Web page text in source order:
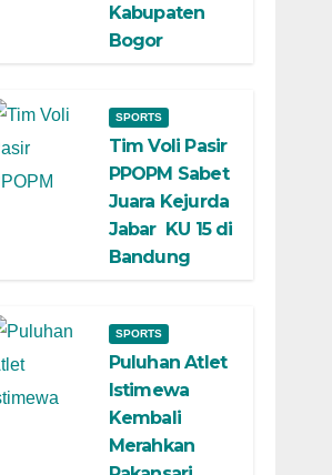
Kabupaten
Bogor
SPORTS
Tim Voli Pasir
PPOPM Sabet
Juara Kejurda
Jabar KU 15 di
Bandung
SPORTS
Puluhan Atlet
Istimewa
Kembali
Merahkan